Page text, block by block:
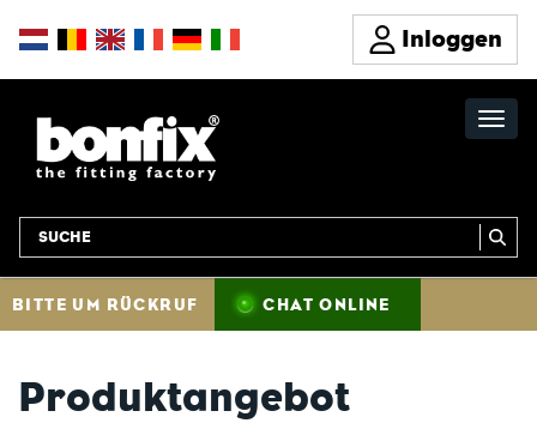
Inloggen
BITTE UM RÜCKRUF CHAT ONLINE
Produktangebot